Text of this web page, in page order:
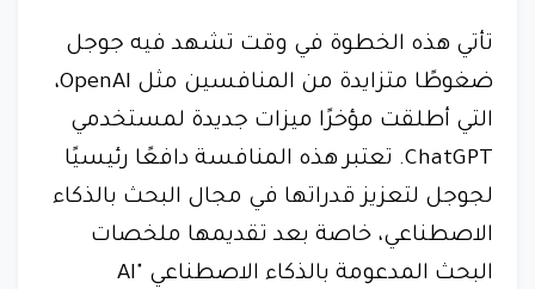
تأتي هذه الخطوة في وقت تشهد فيه جوجل
ضغوطًا متزايدة من المنافسين مثل OpenAI،
التي أطلقت مؤخرًا ميزات جديدة لمستخدمي
ChatGPT. تعتبر هذه المنافسة دافعًا رئيسيًا
لجوجل لتعزيز قدراتها في مجال البحث بالذكاء
الاصطناعي، خاصة بعد تقديمها ملخصات
البحث المدعومة بالذكاء الاصطناعي "AI